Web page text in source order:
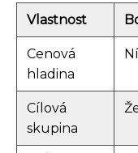
Vlastnost
Cenová
hladina
Cílová
skupina